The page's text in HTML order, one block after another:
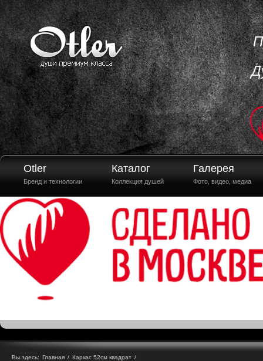
Otler
Бренд и технологии
Каталог
Коллекция душей
Галерея
Фото, видео, медиа
Вы здесь: Главная / Каркас 52см квадрат /